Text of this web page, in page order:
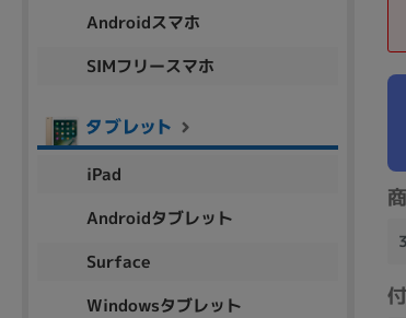
Androidスマホ
SIMフリースマホ
iPad
Androidタブレット
Surface
Windowsタブレット
商品シリーズ名・ブランド名の絞り込み。
aspire Inspiron
商品の搭載機能による絞り込み
Webカメラ内蔵